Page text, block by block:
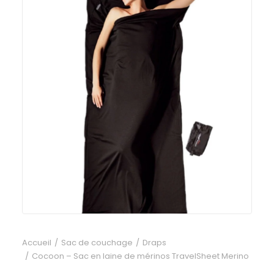
Accueil Sac de couchage
Draps
Cocoon – Sac en laine de mérinos TravelSheet Merino